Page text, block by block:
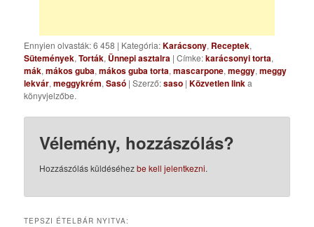
Ennyien olvasták: 6 458 | Kategória:Karácsony, Receptek,
Sütemények,Torták, Ünnepi asztalra | Címke:karácsonyi torta,
mák,mákos guba,mákos guba torta,mascarpone,meggy,meggy
lekvár,meggykrém,Sasó | Szerző:saso |Közvetlen linka
könyvjelzőbe.
Vélemény, hozzászólás?
Hozzászólás küldéséhezbe kell jelentkezni.
TEPSZI ÉTELBÁR NYITVA: